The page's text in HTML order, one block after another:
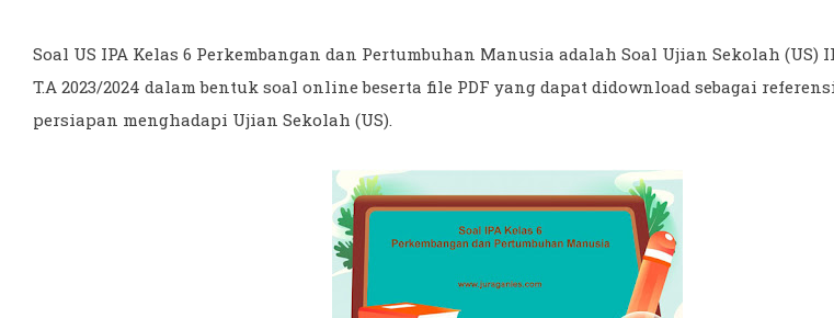
Soal US IPA Kelas 6 Perkembangan dan Pertumbuhan Manusia adalah Soal Ujian Sekolah (US)
T.A 2023/2024 dalam bentuk soal online beserta file PDF yang dapat didownload sebagai
persiapan menghadapi Ujian Sekolah (US).